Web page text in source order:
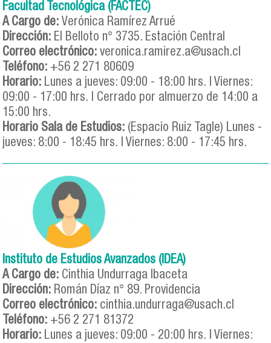
Facultad Tecnológica (FACTEC)
A Cargo de: Verónica Ramírez Arrué
Dirección: El Belloto n° 3735. Estación Central
Correo electrónico: veronica.ramirez.a@usach.cl
Teléfono: +56 2 271 80609
Horario: Lunes a jueves: 09:00 - 18:00 hrs. | Viernes:
09:00 - 17:00 hrs. | Cerrado por almuerzo de 14:00 a
15:00 hrs.
Horario Sala de Estudios: (Espacio Ruiz Tagle) Lunes -
jueves: 8:00 - 18:45 hrs. | Viernes: 8:00 - 17:45 hrs.
Instituto de Estudios Avanzados (IDEA)
A Cargo de: Cinthia Undurraga Ibaceta
Dirección: Román Díaz n° 89. Providencia
Correo electrónico: cinthia.undurraga@usach.cl
Teléfono: +56 2 271 81372
Horario: Lunes a jueves: 09:00 - 20:00 hrs. | Viernes: